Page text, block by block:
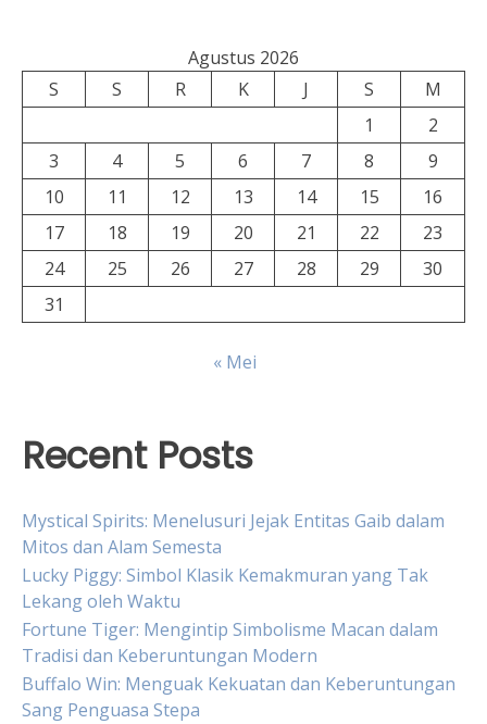
Agustus 2026
S
S R K J S
M
1
2
3
4 5 6 7 8
9
10
11 12 13 14 15
16
17
18 19 20 21 22
23
24
25 26 27 28 29
30
31
« Mei
Recent Posts
Mystical Spirits: Menelusuri Jejak Entitas Gaib dalam
Mitos dan Alam Semesta
Lucky Piggy: Simbol Klasik Kemakmuran yang Tak
Lekang oleh Waktu
Fortune Tiger: Mengintip Simbolisme Macan dalam
Tradisi dan Keberuntungan Modern
Buffalo Win: Menguak Kekuatan dan Keberuntungan
Sang Penguasa Stepa